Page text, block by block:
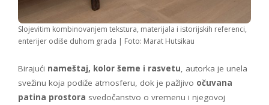
Slojevitim kombinovanjem tekstura, materijala i istorijskih referenci,
enterijer odiše duhom grada | Foto: Marat Hutsikau
Birajući nameštaj, kolor šeme i rasvetu, autorka je unela
svežinu koja podiže atmosferu, dok je pažljivo očuvana
patina prostora svedočanstvo o vremenu i njegovoj